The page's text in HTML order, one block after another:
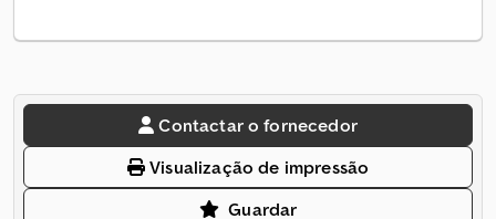
Contactar o fornecedor
Visualização de impressão
Guardar